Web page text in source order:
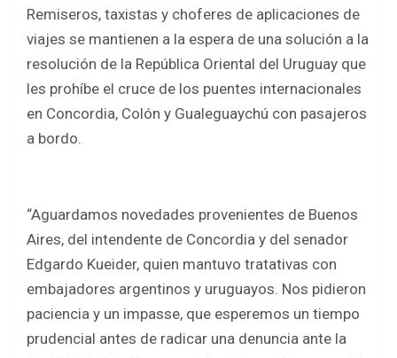
ce
b
o
o
k
tt
er
at
s
A
p
ar
e
Remiseros, taxistas y choferes de aplicaciones de
viajes se mantienen a la espera de una solución a la
resolución de la República Oriental del Uruguay que
les prohíbe el cruce de los puentes internacionales
en Concordia, Colón y Gualeguaychú con pasajeros
a bordo.
“Aguardamos novedades provenientes de Buenos
Aires, del intendente de Concordia y del senador
Edgardo Kueider, quien mantuvo tratativas con
embajadores argentinos y uruguayos. Nos pidieron
paciencia y un impasse, que esperemos un tiempo
prudencial antes de radicar una denuncia ante la